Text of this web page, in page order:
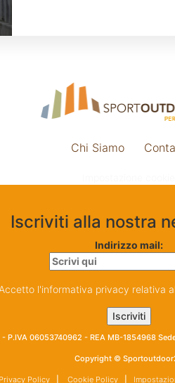
Chi Siamo
Iscriviti alla nostra
Indirizzo mail:
Accetto l'informativa privacy relativa
- P.IVA 06053740962 - REA MB-1854968
Copyright ©
Privacy Policy| Cookie Policy|